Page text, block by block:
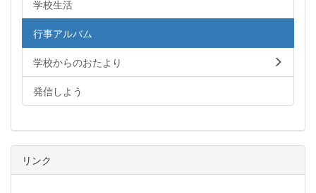
学校生活
行事アルバム
学校からのおたより
発信しよう
リンク